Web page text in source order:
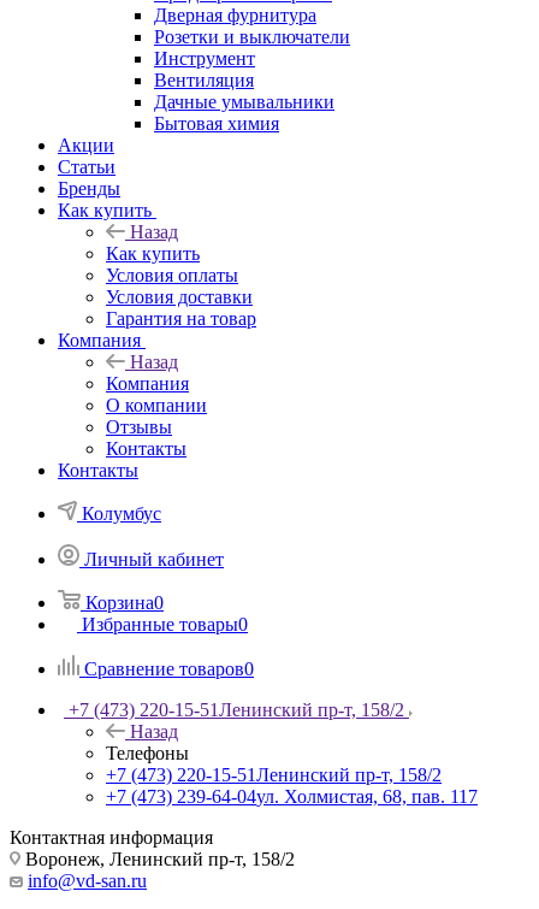
Дверная фурнитура
Розетки и выключатели
Инструмент
Вентиляция
Дачные умывальники
Бытовая химия
Акции
Статьи
Бренды
Как купить
Назад
Как купить
Условия оплаты
Условия доставки
Гарантия на товар
Компания
Назад
Компания
О компании
Отзывы
Контакты
Контакты
Колумбус
Личный кабинет
Корзина0
Избранные товары0
Сравнение товаров0
+7 (473) 220-15-51Ленинский пр-т, 158/2
Назад
Телефоны
+7 (473) 220-15-51Ленинский пр-т, 158/2
+7 (473) 239-64-04ул. Холмистая, 68, пав. 117
Контактная информация
Воронеж, Ленинский пр-т, 158/2
info@vd-san.ru